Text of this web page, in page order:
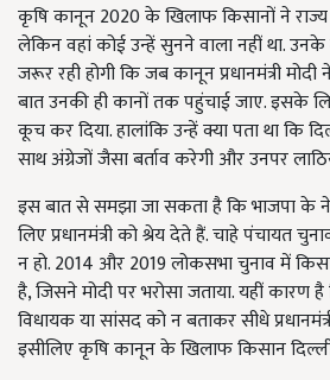
कृषि कानून 2020 के खिलाफ किसानों ने राज्य
लेकिन वहां कोई उन्हें सुनने वाला नहीं था.
जरूर रही होगी कि जब कानून प्रधानमंत्री
बात उनकी ही कानों तक पहुंचाई जाए. इसके
कूच कर दिया. हालांकि उन्हें क्या पता था कि
साथ अंग्रेजों जैसा बर्ताव करेगी और उनपर
इस बात से समझा जा सकता है कि भाजपा के
लिए प्रधानमंत्री को श्रेय देते हैं. चाहे पंचायत
न हो. 2014 और 2019 लोकसभा चुनाव में
है, जिसने मोदी पर भरोसा जताया. यहीं कारण
विधायक या सांसद को न बताकर सीधे
इसीलिए कृषि कानून के खिलाफ किसान दिल्ली